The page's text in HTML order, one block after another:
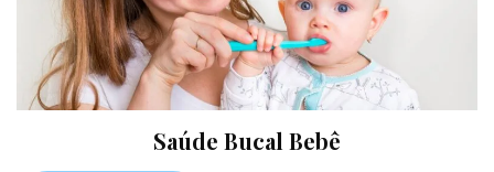
Saúde Bucal Bebê